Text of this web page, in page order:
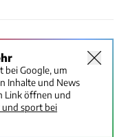
bei Google, um
Inhalte und News
Link öffnen und
sport bei